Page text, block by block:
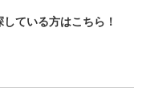
ている方はこちら！